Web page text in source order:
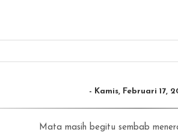
Kamis, Februari 17,
Mata masih begitu sembab